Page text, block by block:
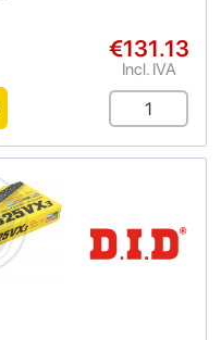
€131.13
Incl. IVA